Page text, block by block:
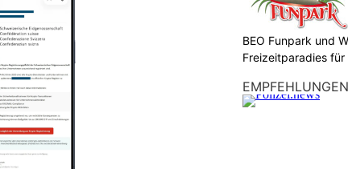
BEO Funpark und
Freizeitparadies für
EMPFEHLUNGEN